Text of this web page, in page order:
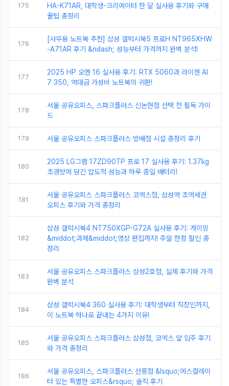
175
HA-K71AR, 대학생-크리에이터 한 달 실사용 후기와 구매
꿀팁 총정리
176
[사무용 노트북 추천] 삼성 갤럭시북5 프로H NT965XHW
-A71AR 후기 &ndash; 성능부터 가격까지 완벽 분석!
177
2025 HP 오멘 16 실사용 후기: RTX 5060과 라이젠 AI
7 350, 역대급 가성비 노트북의 귀환!
178
서울 공유오피스, 스파크플러스 신논현점 선택 전 필독 가이
드
179 서울 공유오피스 스파크플러스 방배점 시설 총정리 후기
180
2025 LG그램 17ZD90TP 프로 17 실사용 후기: 1.37kg
초경량에 담긴 압도적 성능과 하루 종일 배터리!
181
서울 공유오피스 스파크플러스 코엑스점, 삼성역 초역세권
오피스 후기와 가격 총정리
182
삼성 갤럭시북4 NT750XGP-G72A 실사용 후기: 게이밍
&middot;과제&middot;영상 편집까지! 주말 한정 할인 총
정리
183
서울 공유오피스 스파크플러스 삼성2호점, 실제 후기와 가격
완벽 분석
184
삼성 갤럭시북4 360 실사용 후기: 대학생부터 직장인까지,
이 노트북 하나로 끝내는 4가지 이유!
185
서울 공유오피스 스파크플러스 삼성점, 코엑스 앞 입주 후기
와 가격 총정리
186
서울 공유오피스, 스파크플러스 선릉점 &lsquo;에스컬레이
터 있는 특별한 오피스&rsquo; 솔직 후기